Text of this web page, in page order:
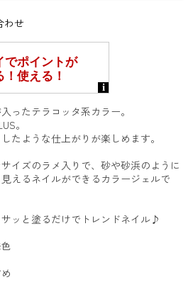
わせ
ったテラコッタ系カラー。
。
たような仕上がりが楽しめます。
イズのラメ入りで、砂や砂浜のように
えるネイルができるカラージェルで
ッと塗るだけでトレンドネイル♪